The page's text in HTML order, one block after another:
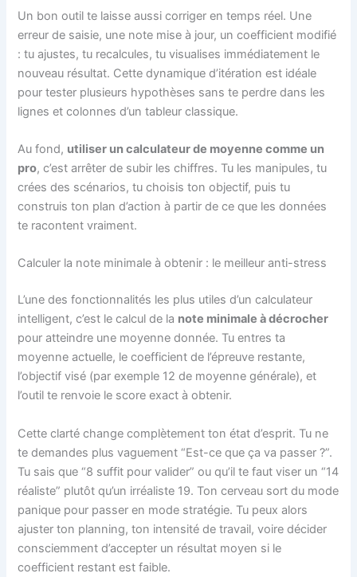
Un bon outil te laisse aussi corriger en temps réel. Une
erreur de saisie, une note mise à jour, un coefficient modifié
: tu ajustes, tu recalcules, tu visualises immédiatement le
nouveau résultat. Cette dynamique d’itération est idéale
pour tester plusieurs hypothèses sans te perdre dans les
lignes et colonnes d’un tableur classique.
Au fond, utiliser un calculateur de moyenne comme un
pro, c’est arrêter de subir les chiffres. Tu les manipules, tu
crées des scénarios, tu choisis ton objectif, puis tu
construis ton plan d’action à partir de ce que les données
te racontent vraiment.
Calculer la note minimale à obtenir : le meilleur anti-stress
L’une des fonctionnalités les plus utiles d’un calculateur
intelligent, c’est le calcul de la note minimale à décrocher
pour atteindre une moyenne donnée. Tu entres ta
moyenne actuelle, le coefficient de l’épreuve restante,
l’objectif visé (par exemple 12 de moyenne générale), et
l’outil te renvoie le score exact à obtenir.
Cette clarté change complètement ton état d’esprit. Tu ne
te demandes plus vaguement “Est-ce que ça va passer ?”.
Tu sais que “8 suffit pour valider” ou qu’il te faut viser un “14
réaliste” plutôt qu’un irréaliste 19. Ton cerveau sort du mode
panique pour passer en mode stratégie. Tu peux alors
ajuster ton planning, ton intensité de travail, voire décider
consciemment d’accepter un résultat moyen si le
coefficient restant est faible.